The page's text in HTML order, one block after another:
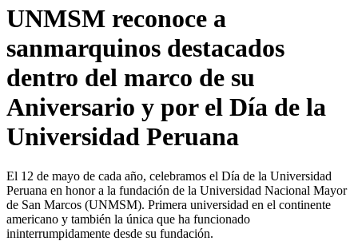
UNMSM reconoce a
sanmarquinos destacados
dentro del marco de su
Aniversario y por el Día de la
Universidad Peruana
El 12 de mayo de cada año, celebramos el Día de la Universidad
Peruana en honor a la fundación de la Universidad Nacional Mayor
de San Marcos (UNMSM). Primera universidad en el continente
americano y también la única que ha funcionado
ininterrumpidamente desde su fundación.